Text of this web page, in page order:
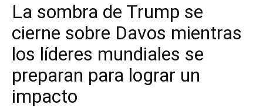
La sombra de Trump se
cierne sobre Davos mientras
los líderes mundiales se
preparan para lograr un
impacto